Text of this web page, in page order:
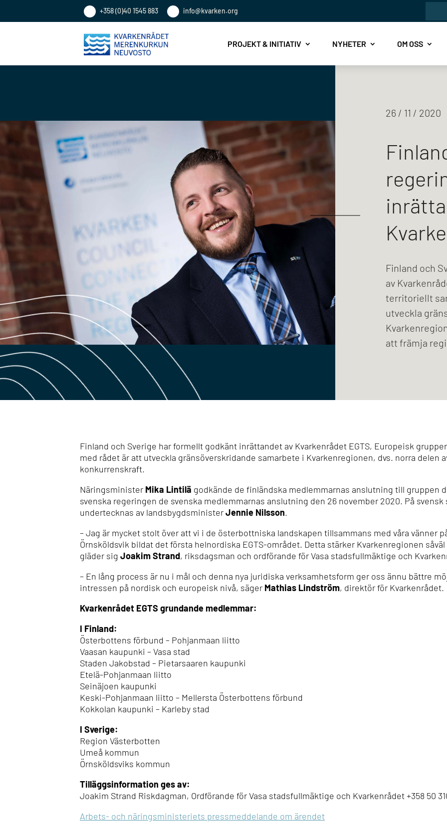
+358 (0)40 1545 883 info@kvarken.org
PROJEKT & INITIATIV NYHETER OM OSS
26 / 11 / 2020
Finland och
av
territoriellt
utveckla
att främja
Finland och Sverige har formellt godkänt inrättandet av Kvarkenrådet EGTS, Europeisk
med rådet är att utveckla gränsöverskridande samarbete i Kvarkenregionen, dvs. norra delen
konkurrenskraft.
Näringsminister Mika Lintilä godkände de finländska medlemmarnas anslutning till gruppen
svenska regeringen de svenska medlemmarnas anslutning den 26 november 2020. På
undertecknas av landsbygdsministerJennie Nilsson.
– Jag är mycket stolt över att vi i de österbottniska landskapen tillsammans med våra vänner
Örnsköldsvik bildat det första helnordiska EGTS-området. Detta stärker Kvarkenregionen
gläder sig Joakim Strand, riksdagsman och ordförande för Vasa stadsfullmäktige och
– En lång process är nu i mål och denna nya juridiska verksamhetsform ger oss ännu bättre
intressen på nordisk och europeisk nivå, säger Mathias Lindström, direktör för Kvarkenrådet.
Kvarkenrådet EGTS grundande medlemmar:
I Finland:
Österbottens förbund – Pohjanmaan liitto
Vaasan kaupunki – Vasa stad
Staden Jakobstad – Pietarsaaren kaupunki
Etelä-Pohjanmaan liitto
Seinäjoen kaupunki
Keski-Pohjanmaan liitto – Mellersta Österbottens förbund
Kokkolan kaupunki – Karleby stad
I Sverige:
Region Västerbotten
Umeå kommun
Örnsköldsviks kommun
Tilläggsinformation ges av:
Joakim Strand Riskdagman, Ordförande för Vasa stadsfullmäktige och Kvarkenrådet +358 50
Arbets- och näringsministeriets pressmeddelande om ärendet